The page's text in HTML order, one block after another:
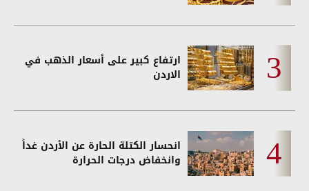
ارتفاع كبير على أسعار الذهب في
الاردن
انحسار الكتلة الحارة عن الأردن غداً
وانخفاض درجات الحرارة